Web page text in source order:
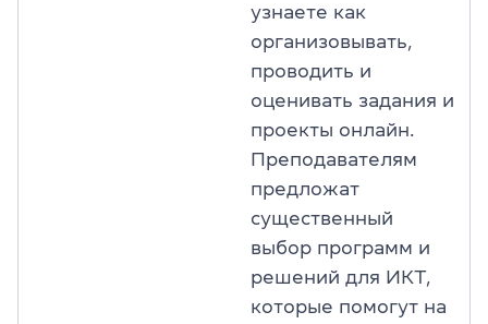
узнаете как
организовывать,
проводить и
оценивать задания и
проекты онлайн.
Преподавателям
предложат
существенный
выбор программ и
решений для ИКТ,
которые помогут на